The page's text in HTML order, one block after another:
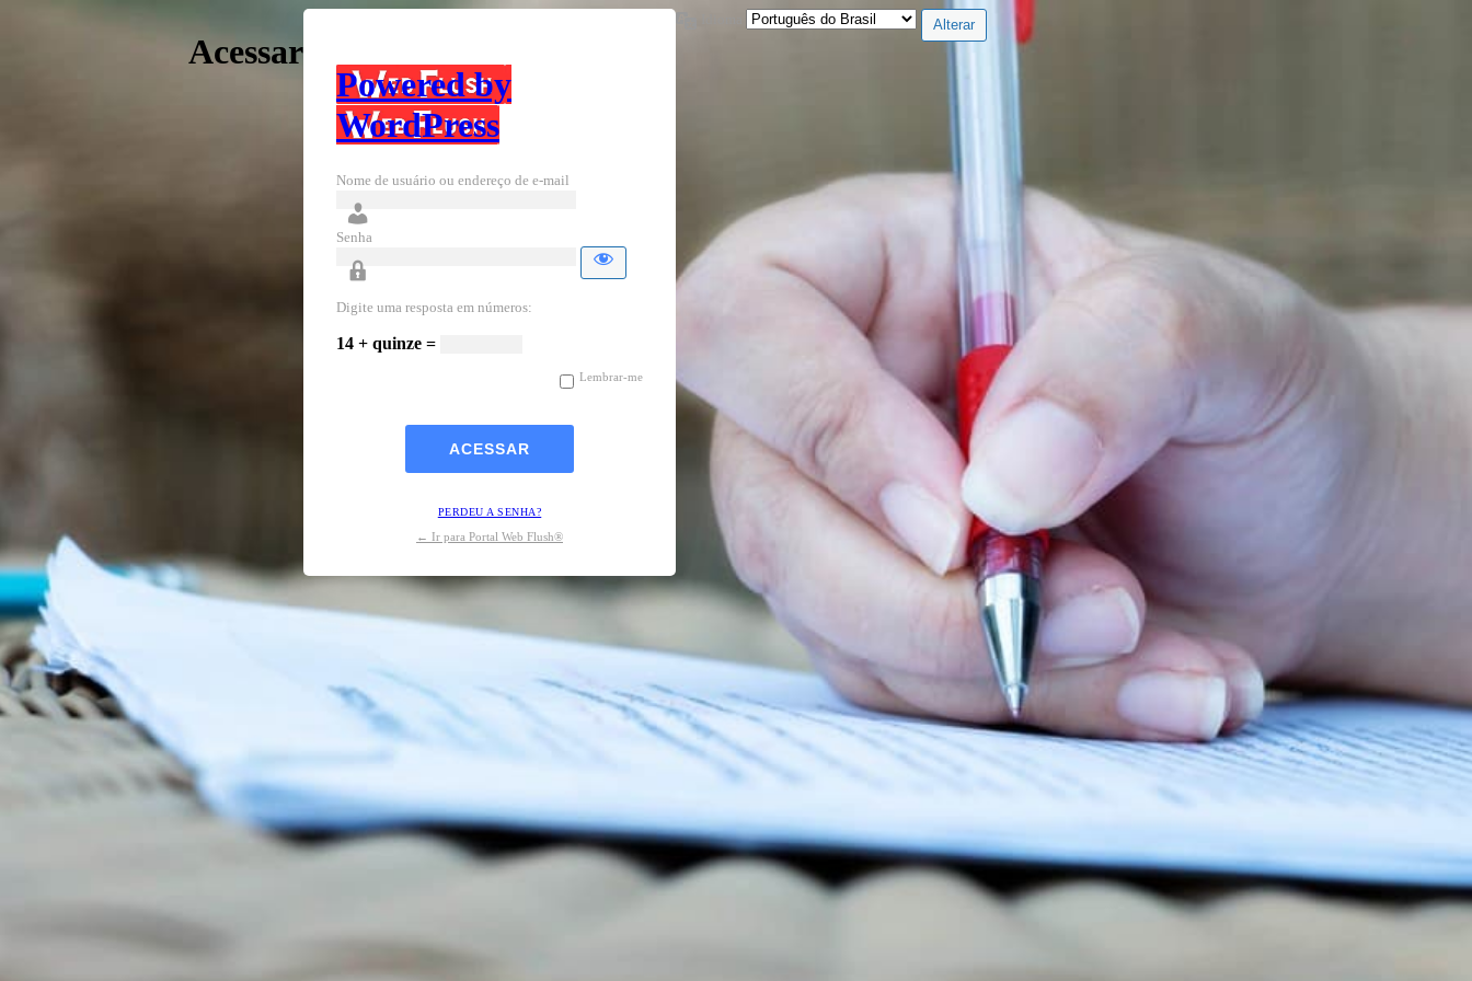
Acessar
Powered by
WordPress
Nome de usuário ou endereço de e-mail
Senha
Digite uma resposta em números:
14 + quinze =
Lembrar-me
PERDEU A SENHA?
← Ir para Portal Web Flush®